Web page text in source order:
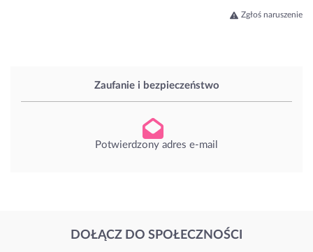
Zaufanie i bezpieczeństwo
Potwierdzony adres e-mail
Zgłoś naruszenie
DOŁĄCZ DO SPOŁECZNOŚCI